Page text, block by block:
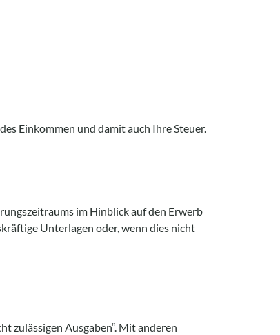
Einkommen und damit auch Ihre Steuer.
im Hinblick auf den Erwerb
Unterlagen oder, wenn dies nicht
zulässigen Ausgaben“. Mit anderen